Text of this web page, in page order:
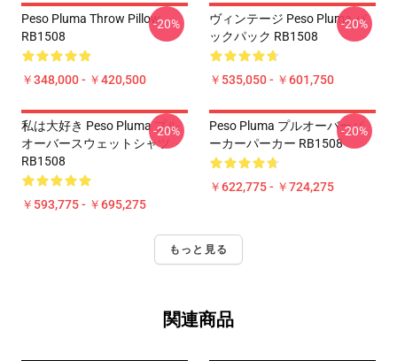
Peso Pluma Throw Pillow
RB1508
￥348,000 - ￥420,500
-20%
ヴィンテージ Peso Pluma バ
ックパック RB1508
￥535,050 - ￥601,750
-20%
私は大好き Peso Pluma プル
オーバースウェットシャツ
RB1508
￥593,775 - ￥695,275
-20%
Peso Pluma プルオーバーパ
ーカーパーカー RB1508
￥622,775 - ￥724,275
-20%
もっと見る
関連商品